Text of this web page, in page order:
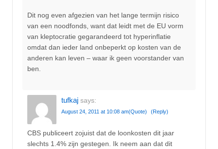
Dit nog even afgezien van het lange termijn risico
van een noodfonds, want dat leidt met de EU vorm
van kleptocratie gegarandeerd tot hyperinflatie
omdat dan ieder land onbeperkt op kosten van de
anderen kan leven – waar ik geen voorstander van
ben.
tufkaj says:
August 24, 2011 at 10:08 am(Quote) (Reply)
CBS publiceert zojuist dat de loonkosten dit jaar
slechts 1.4% zijn gestegen. Ik neem aan dat dit